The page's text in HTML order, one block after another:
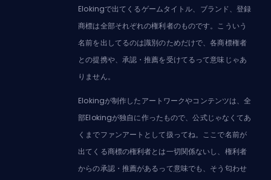
Elokingで出てくるゲームタイトル、ブランド、登録
商標は全部それぞれの権利者のものです。こういう
名前を出してるのは識別のためだけで、各商標権者
との提携や、承認・推薦を受けてるって意味じゃあ
りません。
Elokingが制作したアートワークやコンテンツは、全
部Elokingが独自に作ったもので、公式じゃなくてあ
くまでファンアートとして扱ってね。ここで名前が
出てくる商標の権利者とは一切関係ないし、権利者
からの承認・推薦があるって意味でも、そう匂わせ